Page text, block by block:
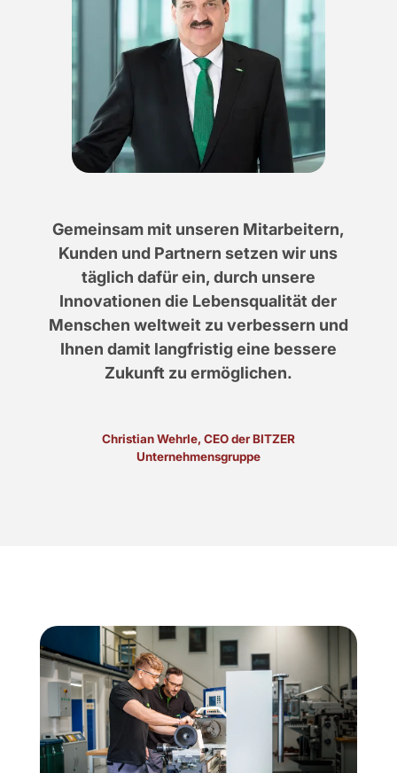
Gemeinsam mit unseren Mitarbeitern,
Kunden und Partnern setzen wir uns
täglich dafür ein, durch unsere
Innovationen die Lebensqualität der
Menschen weltweit zu verbessern und
Ihnen damit langfristig eine bessere
Zukunft zu ermöglichen.
Christian Wehrle, CEO der BITZER
Unternehmensgruppe